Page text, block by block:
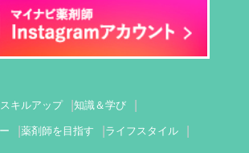
キルアップ 知識＆学び
薬剤師を目指す ライフスタイル